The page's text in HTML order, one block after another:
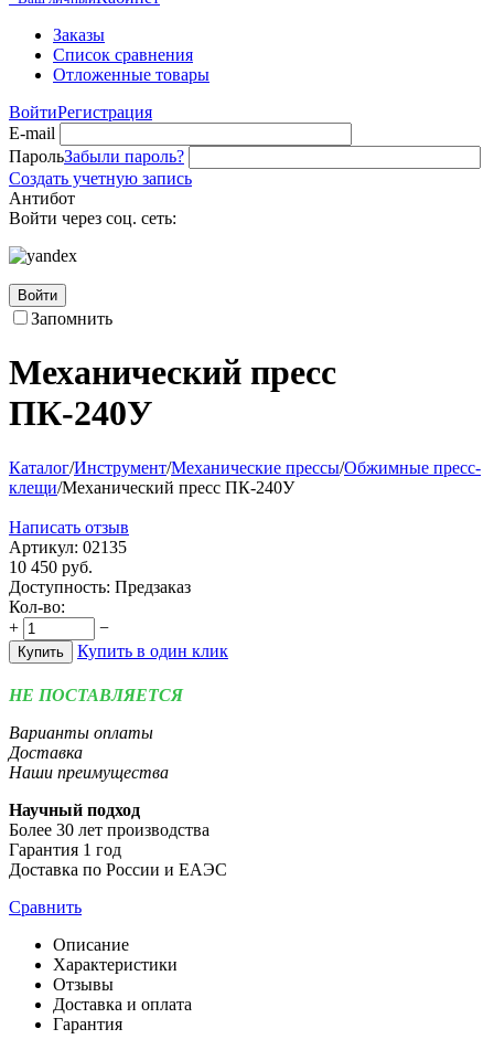
Заказы
Список сравнения
Отложенные товары
ВойтиРегистрация
E-mail
ПарольЗабыли пароль?
Создать учетную запись
Антибот
Войти через соц. сеть:
Войти
Запомнить
Механический пресс
ПК-240У
Каталог/Инструмент/Механические прессы/Обжимные пресс-
клещи/Механический пресс ПК-240У
Написать отзыв
Артикул: 02135
10 450 руб.
Доступность: Предзаказ
Кол-во:
+
−
Купить Купить в один клик
НЕ ПОСТАВЛЯЕТСЯ
Варианты оплаты
Доставка
Наши преимущества
Научный подход
Более 30 лет производства
Гарантия 1 год
Доставка по России и ЕАЭС
Сравнить
Описание
Характеристики
Отзывы
Доставка и оплата
Гарантия